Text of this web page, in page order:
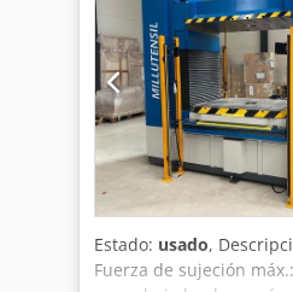
Estado: usado,
Fuerza de sujeción